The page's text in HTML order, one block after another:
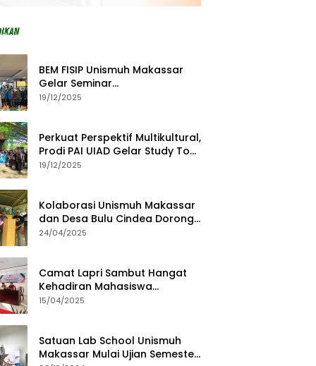
BEM FISIP Unismuh Makassar
Gelar Seminar
Keperempuanan, Bahas
19/12/2025
Perkuat Perspektif Multikultural,
Prodi PAI UIAD Gelar Study Tour
ke Kajang
19/12/2025
Kolaborasi Unismuh Makassar
dan Desa Bulu Cindea Dorong
Sentra Garam Industri
24/04/2025
Camat Lapri Sambut Hangat
Kehadiran Mahasiswa
PoltekMu
15/04/2025
Satuan Lab School Unismuh
Makassar Mulai Ujian Semester,